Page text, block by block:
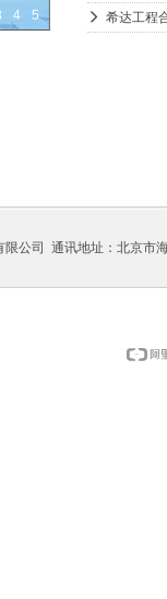
4 5 넲
限公司 通讯地址：北京市